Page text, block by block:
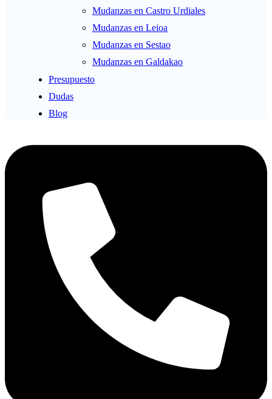
Mudanzas en Castro Urdiales
Mudanzas en Leioa
Mudanzas en Sestao
Mudanzas en Galdakao
Presupuesto
Dudas
Blog